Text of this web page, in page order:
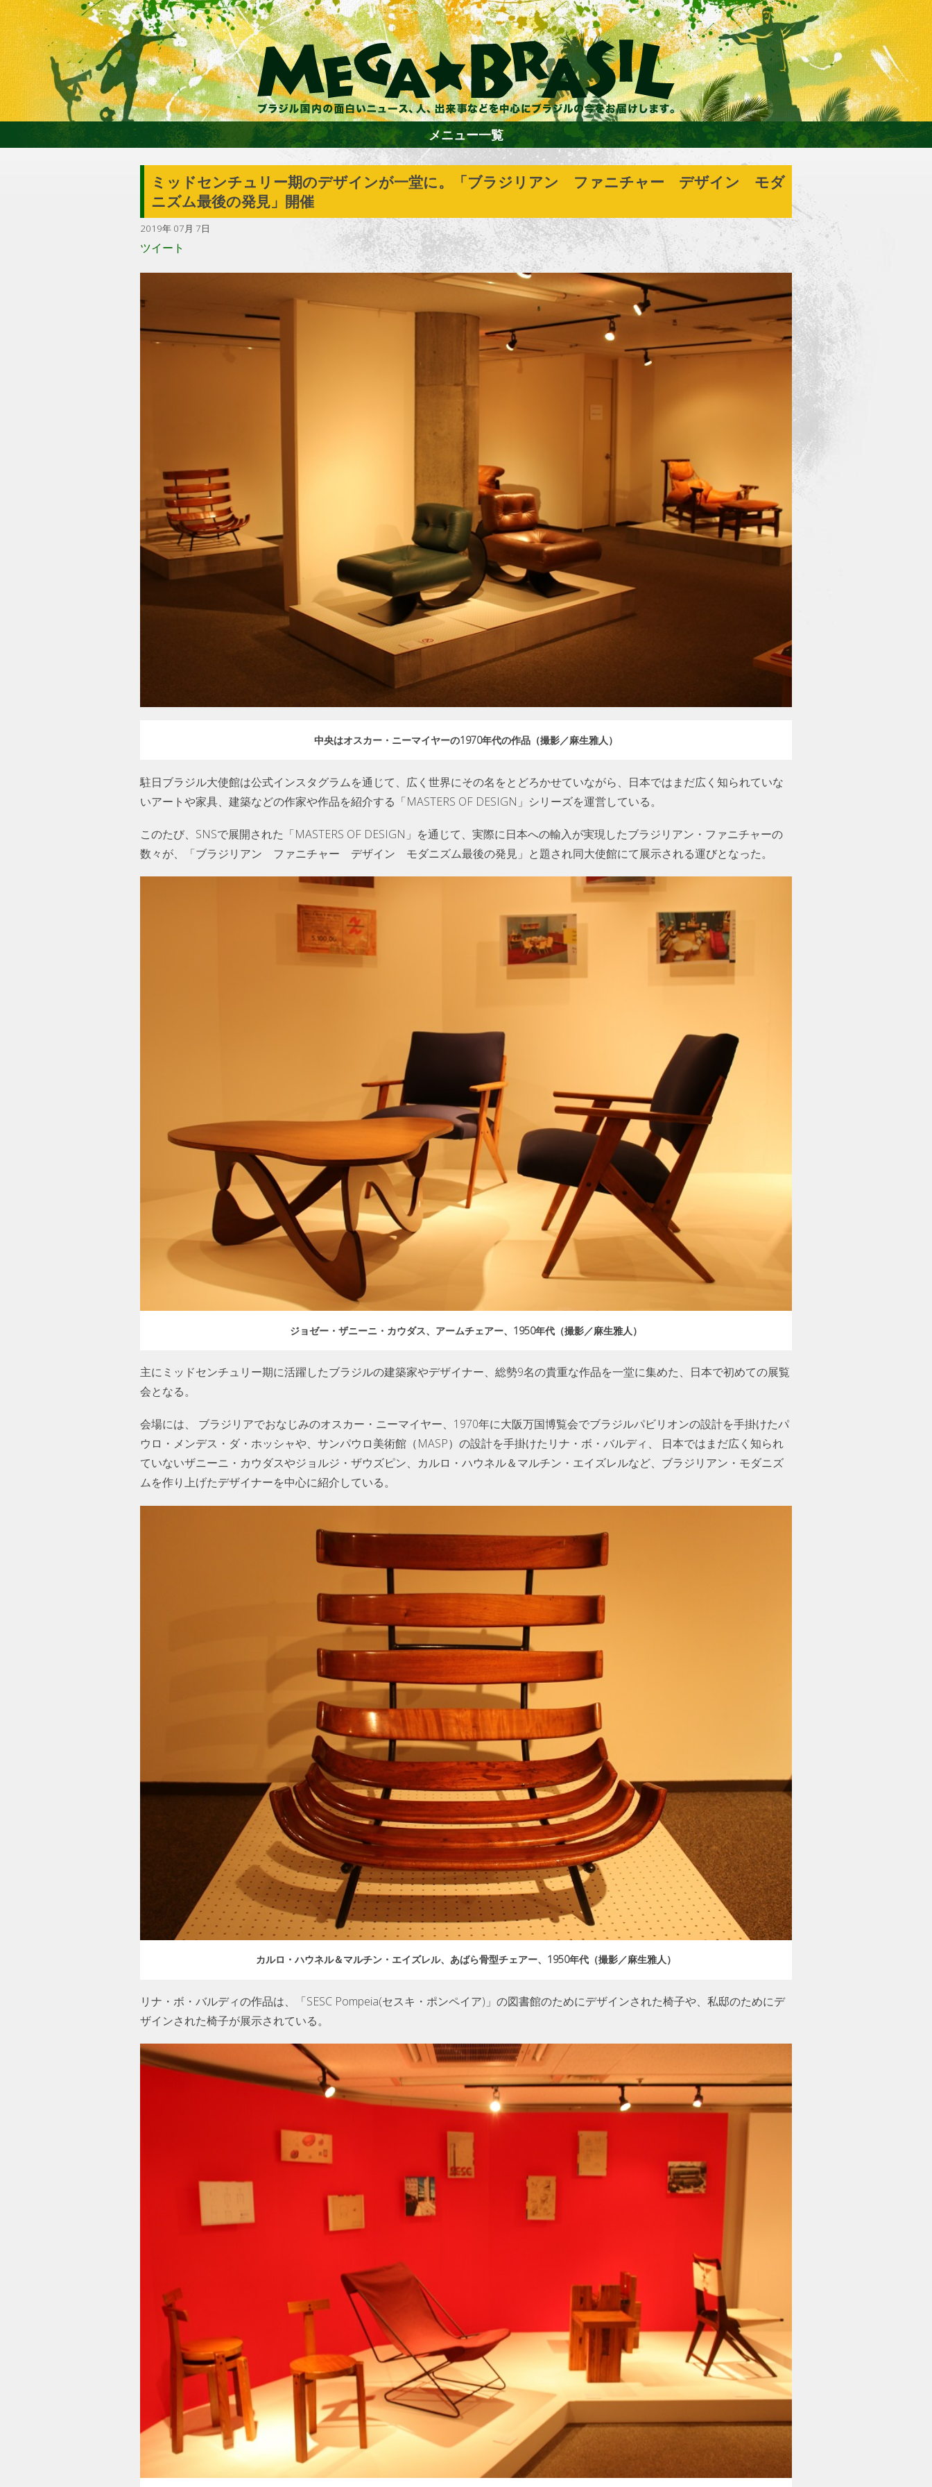
ファション
エンターテイメント
グルメ
トラベル
サッカー
PEOPLE
コラム
メニュー一覧
ミッドセンチュリー期のデザインが一堂に。「ブラジリアン ファニチャー デザイン モダ
ニズム最後の発見」開催
2019年 07月 7日
中央はオスカー・ニーマイヤーの1970年代の作品（撮影／麻生雅人）
駐日ブラジル大使館は公式インスタグラムを通じて、広く世界にその名をとどろかせていながら、日本ではまだ広く知られていな
いアートや家具、建築などの作家や作品を紹介する「MASTERS OF DESIGN」シリーズを運営している。
このたび、SNSで展開された「MASTERS OF DESIGN」を通じて、実際に日本への輸入が実現したブラジリアン・ファニチャーの
数々が、「ブラジリアン ファニチャー デザイン モダニズム最後の発見」と題され同大使館にて展示される運びとなった。
ジョゼー・ザニーニ・カウダス、アームチェアー、1950年代（撮影／麻生雅人）
主にミッドセンチュリー期に活躍したブラジルの建築家やデザイナー、総勢9名の貴重な作品を一堂に集めた、日本で初めての展覧
会となる。
会場には、 ブラジリアでおなじみのオスカー・ニーマイヤー、1970年に大阪万国博覧会でブラジルパビリオンの設計を手掛けたパ
ウロ・メンデス・ダ・ホッシャや、サンパウロ美術館（MASP）の設計を手掛けたリナ・ボ・バルディ、 日本ではまだ広く知られ
ていないザニーニ・カウダスやジョルジ・ザウズピン、カルロ・ハウネル＆マルチン・エイズレルなど、ブラジリアン・モダニズ
ムを作り上げたデザイナーを中心に紹介している。
カルロ・ハウネル＆マルチン・エイズレル、あばら骨型チェアー、1950年代（撮影／麻生雅人）
リナ・ボ・バルディの作品は、「SESC Pompeia(セスキ・ポンペイア)」の図書館のためにデザインされた椅子や、私邸のためにデ
ザインされた椅子が展示されている。